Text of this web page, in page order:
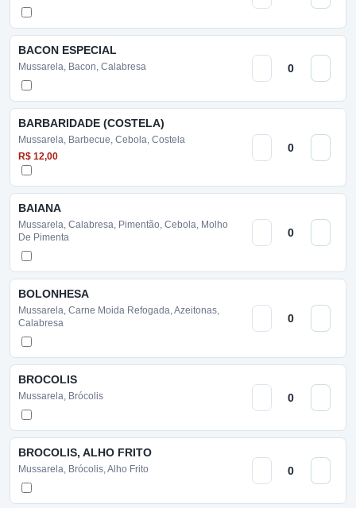
BACON ESPECIAL
Mussarela, Bacon, Calabresa
BARBARIDADE (COSTELA)
Mussarela, Barbecue, Cebola, Costela
R$ 12,00
BAIANA
Mussarela, Calabresa, Pimentão, Cebola, Molho
De Pimenta
BOLONHESA
Mussarela, Carne Moida Refogada, Azeitonas,
Calabresa
BROCOLIS
Mussarela, Brócolis
BROCOLIS, ALHO FRITO
Mussarela, Brócolis, Alho Frito